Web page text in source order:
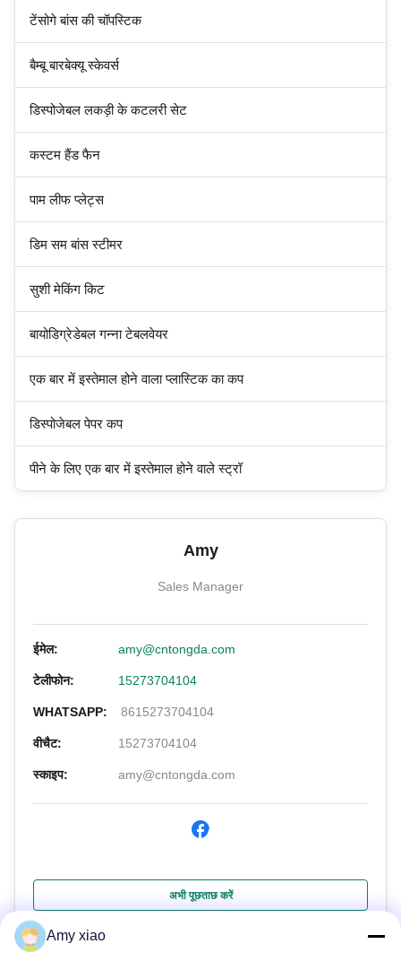
टेंसोगे बांस की चॉपस्टिक
बैम्बू बारबेक्यू स्केवर्स
डिस्पोजेबल लकड़ी के कटलरी सेट
कस्टम हैंड फैन
पाम लीफ प्लेट्स
डिम सम बांस स्टीमर
सुशी मेकिंग किट
बायोडिग्रेडेबल गन्ना टेबलवेयर
एक बार में इस्तेमाल होने वाला प्लास्टिक का कप
डिस्पोजेबल पेपर कप
पीने के लिए एक बार में इस्तेमाल होने वाले स्ट्रॉ
Amy
Sales Manager
ईमेल: amy@cntongda.com
टेलीफोन: 15273704104
WHATSAPP: 8615273704104
वीचैट: 15273704104
स्काइप: amy@cntongda.com
अभी पूछताछ करें
Amy xiao